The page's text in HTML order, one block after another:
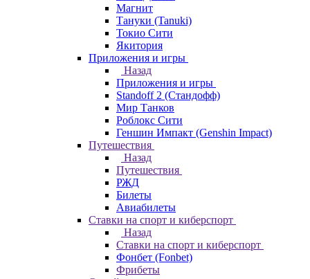
Магнит
Тануки (Tanuki)
Токио Сити
Якитория
Приложения и игры
Назад
Приложения и игры
Standoff 2 (Стандофф)
Мир Танков
Роблокс Сити
Геншин Импакт (Genshin Impact)
Путешествия
Назад
Путешествия
РЖД
Билеты
Авиабилеты
Ставки на спорт и киберспорт
Назад
Ставки на спорт и киберспорт
Фонбет (Fonbet)
Фрибеты